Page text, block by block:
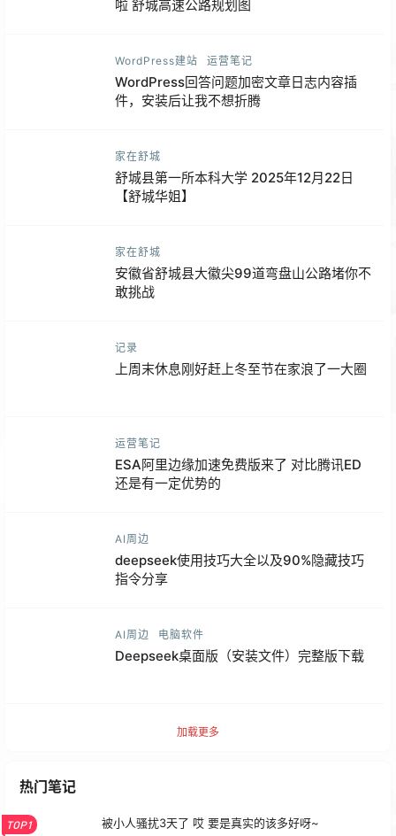
啦 舒城高速公路规划图
WordPress建站 运营笔记
WordPress回答问题加密文章日志内容插
件，安装后让我不想折腾
家在舒城
舒城县第一所本科大学 2025年12月22日
【舒城华姐】
家在舒城
安徽省舒城县大徽尖99道弯盘山公路堵你不
敢挑战
记录
上周末休息刚好赶上冬至节在家浪了一大圈
运营笔记
ESA阿里边缘加速免费版来了 对比腾讯ED
还是有一定优势的
AI周边
deepseek使用技巧大全以及90%隐藏技巧
指令分享
AI周边 电脑软件
Deepseek桌面版（安装文件）完整版下载
加载更多
热门笔记
TOP1 被小人骚扰3天了 哎 要是真实的该多好呀~